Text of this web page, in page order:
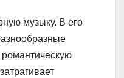
музыку. В его